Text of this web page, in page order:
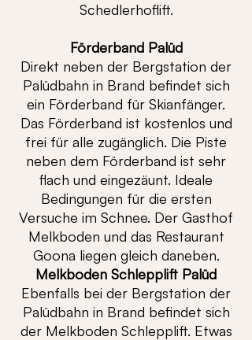
Schedlerhoflift.
Förderband Palüd
Direkt neben der Bergstation der
Palüdbahn in Brand befindet sich
ein Förderband für Skianfänger.
Das Förderband ist kostenlos und
frei für alle zugänglich. Die Piste
neben dem Förderband ist sehr
flach und eingezäunt. Ideale
Bedingungen für die ersten
Versuche im Schnee. Der Gasthof
Melkboden und das Restaurant
Goona liegen gleich daneben.
Melkboden Schlepplift Palüd
Ebenfalls bei der Bergstation der
Palüdbahn in Brand befindet sich
der Melkboden Schlepplift. Etwas